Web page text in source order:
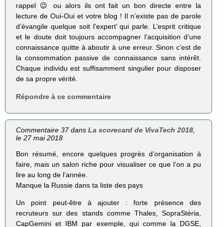
rappel 😉 ou alors ils ont fait un bon directe entre la
lecture de Oui-Oui et votre blog ! Il n’existe pas de parole
d’évangile quelque soit l’expert’ qui parle. L’esprit critique
et le doute doit toujours accompagner l’acquisition d’une
connaissance quitte à aboutir à une erreur. Sinon c’est de
la consommation passive de connaissance sans intérêt.
Chaque individu est suffisamment singulier pour disposer
de sa propre vérité.
Répondre à ce commentaire
Commentaire 37 dansLa scorecard de VivaTech 2018
le 27 mai 2018
Bon résumé, encore quelques progrès d’organisation à
faire, mais un salon riche pour visualiser ce que l’on a pu
lire au long de l’année.
Manque la Russie dans ta liste des pays
Un point peut-être à ajouter : forte présence des
recruteurs sur des stands comme Thales, SopraStéria,
CapGemini et IBM par exemple, qui comme la DGSE,